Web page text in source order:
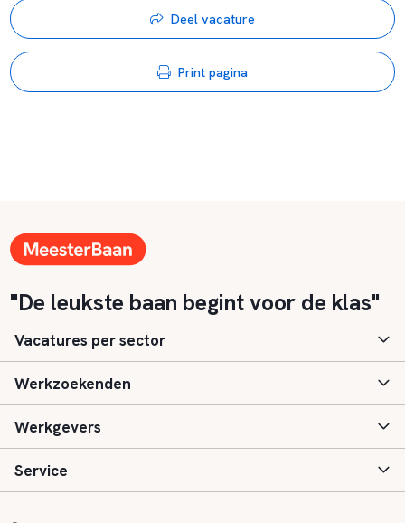
Deel vacature
Print pagina
"De leukste baan begint voor de klas"
Vacatures per sector
Basisonderwijs
Speciaal (basis) onderwijs
Voortgezet onderwijs
Werkzoekenden
Aanmelden
Vacatures
Werkgevers
Inloggen
Service